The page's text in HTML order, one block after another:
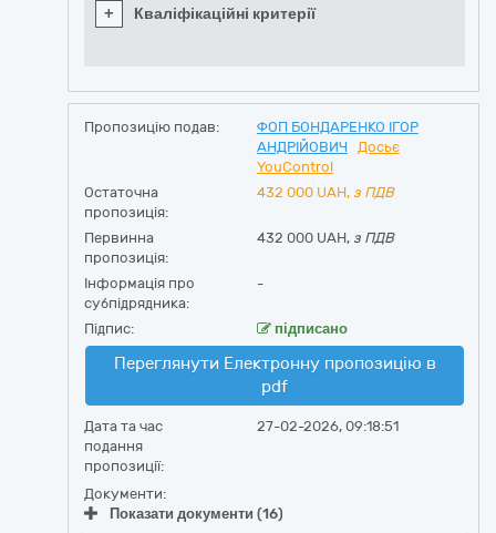
+ Кваліфікаційні критерії
Пропозицію подав:
ФОП БОНДАРЕНКО ІГОР
АНДРІЙОВИЧ
Досьє
YouControl
Остаточна
пропозиція:
432 000 UAH, з ПДВ
Первинна
пропозиція:
432 000 UAH, з ПДВ
Інформація про
субпідрядника:
-
Підпис: підписано
Переглянути Електронну пропозицію в
pdf
Дата та час
подання
пропозиції:
27-02-2026, 09:18:51
Документи:
Показати документи (16)